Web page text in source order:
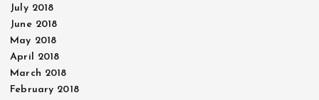
July 2018
June 2018
May 2018
April 2018
March 2018
February 2018